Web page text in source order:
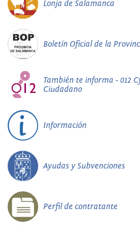
Lonja de Salamanca
Boletín Oficial de la
También te informa - 012
Ciudadano
Información
Ayudas y Subvenciones
Perfil de contratante